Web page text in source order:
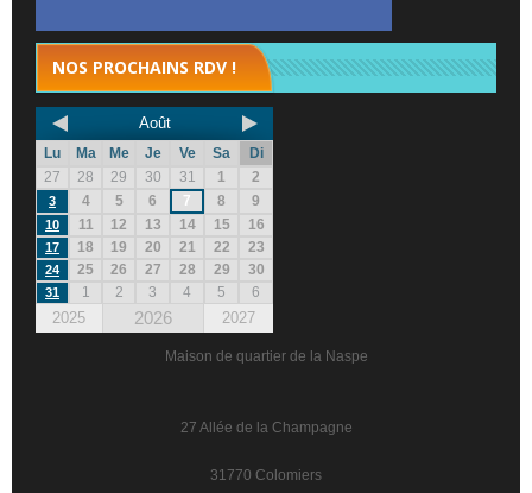
NOS PROCHAINS RDV !
Août
Lu Ma Me Je Ve Sa
Di
27
28 29 30 31 1 2
3 4 5 6 7 8 9
10 11 12 13 14 15 16
17 18 19 20 21 22 23
24 25 26 27 28 29 30
31 1 2 3 4 5 6
2025 2026 2027
Maison de quartier de la Naspe
27 Allée de la Champagne
31770 Colomiers